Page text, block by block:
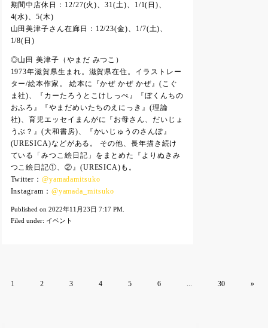
期間中店休日：12/27(火)、31(土)、1/1(日)、
4(水)、5(木)
山田美津子さん在廊日：12/23(金)、1/7(土)、
1/8(日)
◎山田 美津子（やまだ みつこ）
1973年滋賀県生まれ。滋賀県在住。イラストレー
ター/絵本作家。 絵本に『かぜ かぜ かぜ』(こぐ
ま社)、『カーたろうとこけしっぺ』『ぼくんちの
おふろ』『やまだめいたちのえにっき』(理論
社)、育児エッセイまんがに『お母さん、だいじょ
うぶ？』(大和書房)、『かいじゅうのさんぽ』
(URESICA)などがある。 その他、長年描き続け
ている「みつこ絵日記」をまとめた『よりぬきみ
つこ絵日記①、②』(URESICA)も。
Twitter： @yamadamitsuko
Instagram： @yamada_mitsuko
Published on 2022年11月23日 7:17 PM.
Filed under: イベント
1 2 3 4 5 6 30 »